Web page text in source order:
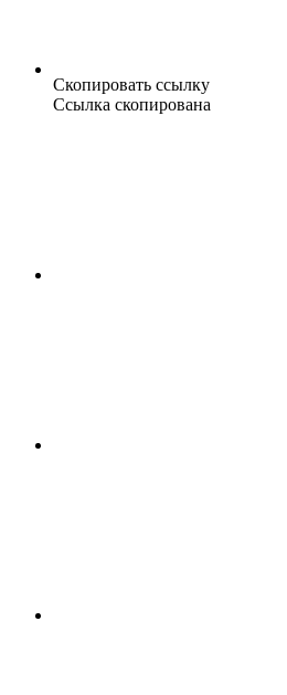
Скопировать ссылку
Ссылка скопирована